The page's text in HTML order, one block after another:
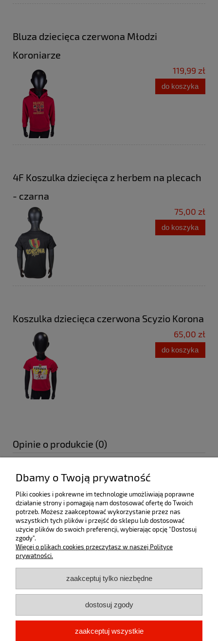
Bluza dziecięca czerwona Młodzi
Koroniarze
119,99 zł
do koszyka
4F Koszulka dziecięca z herbem na plecach
- czarna
75,00 zł
do koszyka
Koszulka dziecięca czerwona Scyzio Korona
65,00 zł
do koszyka
Opinie o produkcie (0)
Imię lub pseudonim:
Twoja opinia:
Dbamy o Twoją prywatność
Pliki cookies i pokrewne im technologie umożliwiają poprawne
działanie strony i pomagają nam dostosować ofertę do Twoich
potrzeb. Możesz zaakceptować wykorzystanie przez nas
wszystkich tych plików i przejść do sklepu lub dostosować
użycie plików do swoich preferencji, wybierając opcję "Dostosuj
zgody".
Więcej o plikach cookies przeczytasz w naszej Polityce
prywatności.
zaakceptuj tylko niezbędne
dostosuj zgody
zaakceptuj wszystkie